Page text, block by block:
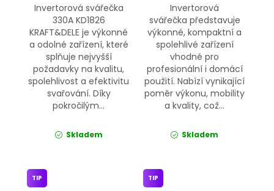
Invertorová svářečka
330A KD1826
KRAFT&DELE je výkonné
a odolné zařízení, které
splňuje nejvyšší
požadavky na kvalitu,
spolehlivost a efektivitu
svařování. Díky
pokročilým...
Skladem
Invertorová
svářečka představuje
výkonné, kompaktní a
spolehlivé zařízení
vhodné pro
profesionální i domácí
použití. Nabízí vynikající
poměr výkonu, mobility
a kvality, což...
Skladem
TIP TIP